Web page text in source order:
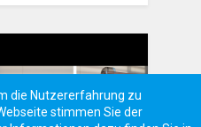
die Nutzererfahrung zu
stimmen Sie der